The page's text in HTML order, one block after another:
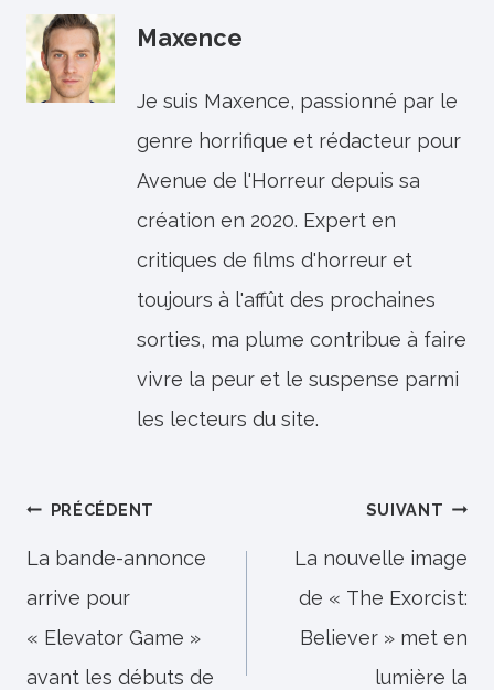
Maxence
Je suis Maxence, passionné par le
genre horrifique et rédacteur pour
Avenue de l'Horreur depuis sa
création en 2020. Expert en
critiques de films d'horreur et
toujours à l'affût des prochaines
sorties, ma plume contribue à faire
vivre la peur et le suspense parmi
les lecteurs du site.
Navigation
de
l’article
PRÉCÉDENT
La bande-annonce
arrive pour
« Elevator Game »
avant les débuts de
SUIVANT
La nouvelle image
de « The Exorcist:
Believer » met en
lumière la